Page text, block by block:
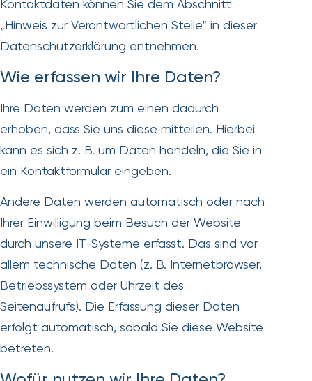
Kontaktdaten können Sie dem Abschnitt
„Hinweis zur Verantwortlichen Stelle“ in dieser
Datenschutzerklärung entnehmen.
Wie erfassen wir Ihre Daten?
Ihre Daten werden zum einen dadurch
erhoben, dass Sie uns diese mitteilen. Hierbei
kann es sich z. B. um Daten handeln, die Sie in
ein Kontaktformular eingeben.
Andere Daten werden automatisch oder nach
Ihrer Einwilligung beim Besuch der Website
durch unsere IT-Systeme erfasst. Das sind vor
allem technische Daten (z. B. Internetbrowser,
Betriebssystem oder Uhrzeit des
Seitenaufrufs). Die Erfassung dieser Daten
erfolgt automatisch, sobald Sie diese Website
betreten.